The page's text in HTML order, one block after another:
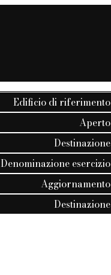
Edificio di riferimento
Aperto
Destinazione
Denominazione esercizio
Aggiornamento
Destinazione